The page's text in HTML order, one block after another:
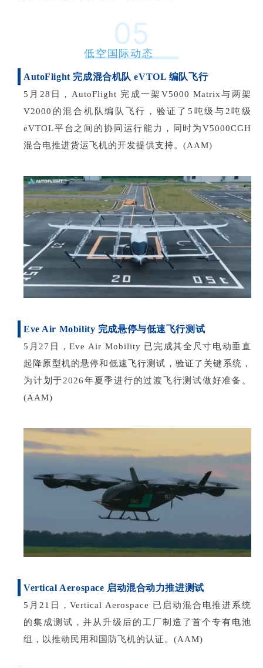
05
低空国际动态
AutoFlight 完成混合机队 eVTOL 编队飞行
5月28日，AutoFlight 完成一架V5000 Matrix与两架
V2000的混合机队编队飞行，验证了5吨级与2吨级
eVTOL平台之间的协同运行能力，同时为V5000CGH
混合电推进货运飞机的开发提供支持。 (AAM)
Eve Air Mobility 完成悬停与低速飞行测试
5月27日，Eve Air Mobility 已完成其全尺寸电动垂直
起降原型机的悬停和低速飞行测试，验证了关键系统，
为计划于2026年夏季进行的过渡飞行测试做好准备。
(AAM)
Vertical Aerospace 启动混合动力推进测试
5月21日，Vertical Aerospace 已启动混合电推进系统
的集成测试，并从升级后的工厂制造了首个专有电池
组，以推动民用和国防飞机的认证。 (AAM)